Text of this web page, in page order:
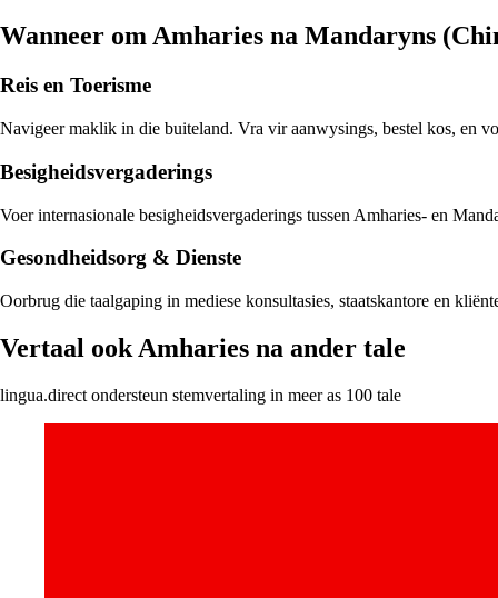
Wanneer om Amharies na Mandaryns
Reis en Toerisme
Navigeer maklik in die buiteland. Vra vir aanwysings, bestel kos, en
Besigheidsvergaderings
Voer internasionale besigheidsvergaderings tussen Amharies- en
Gesondheidsorg & Dienste
Oorbrug die taalgaping in mediese konsultasies, staatskantore en
Vertaal ook Amharies na ander tale
lingua.direct ondersteun stemvertaling in meer as 100 tale